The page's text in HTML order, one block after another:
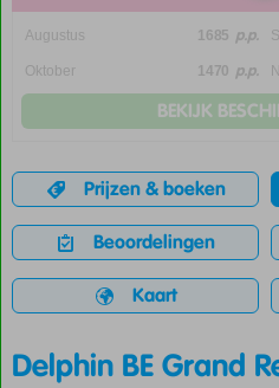
Augustus 1685 p.p.
Oktober 1470 p.p.
BEKIJK
Prijzen & boeken
Beoordelingen
Kaart
Delphin BE Grand